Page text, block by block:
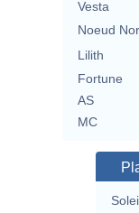
Vesta
Noeud
Lilith
Fortune
AS
MC